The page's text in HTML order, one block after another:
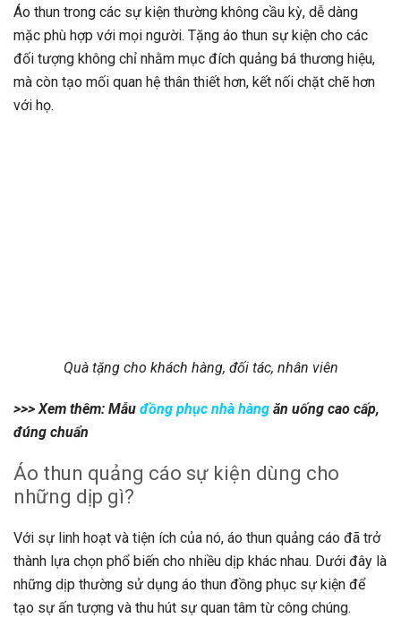
Áo thun trong các sự kiện thường không cầu kỳ, dễ dàng
mặc phù hợp với mọi người. Tặng áo thun sự kiện cho các
đối tượng không chỉ nhằm mục đích quảng bá thương hiệu,
mà còn tạo mối quan hệ thân thiết hơn, kết nối chặt chẽ hơn
với họ.
Quà tặng cho khách hàng, đối tác, nhân viên
>>> Xem thêm: Mẫu đồng phục nhà hàng ăn uống cao cấp,
đúng chuẩn
Áo thun quảng cáo sự kiện dùng cho
những dịp gì?
Với sự linh hoạt và tiện ích của nó, áo thun quảng cáo đã trở
thành lựa chọn phổ biến cho nhiều dịp khác nhau. Dưới đây là
những dịp thường sử dụng áo thun đồng phục sự kiện để
tạo sự ấn tượng và thu hút sự quan tâm từ công chúng.